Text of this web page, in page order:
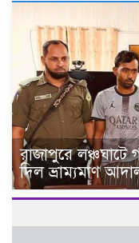
রাজাপুরে
দিল ভ্রাম্যমাণ